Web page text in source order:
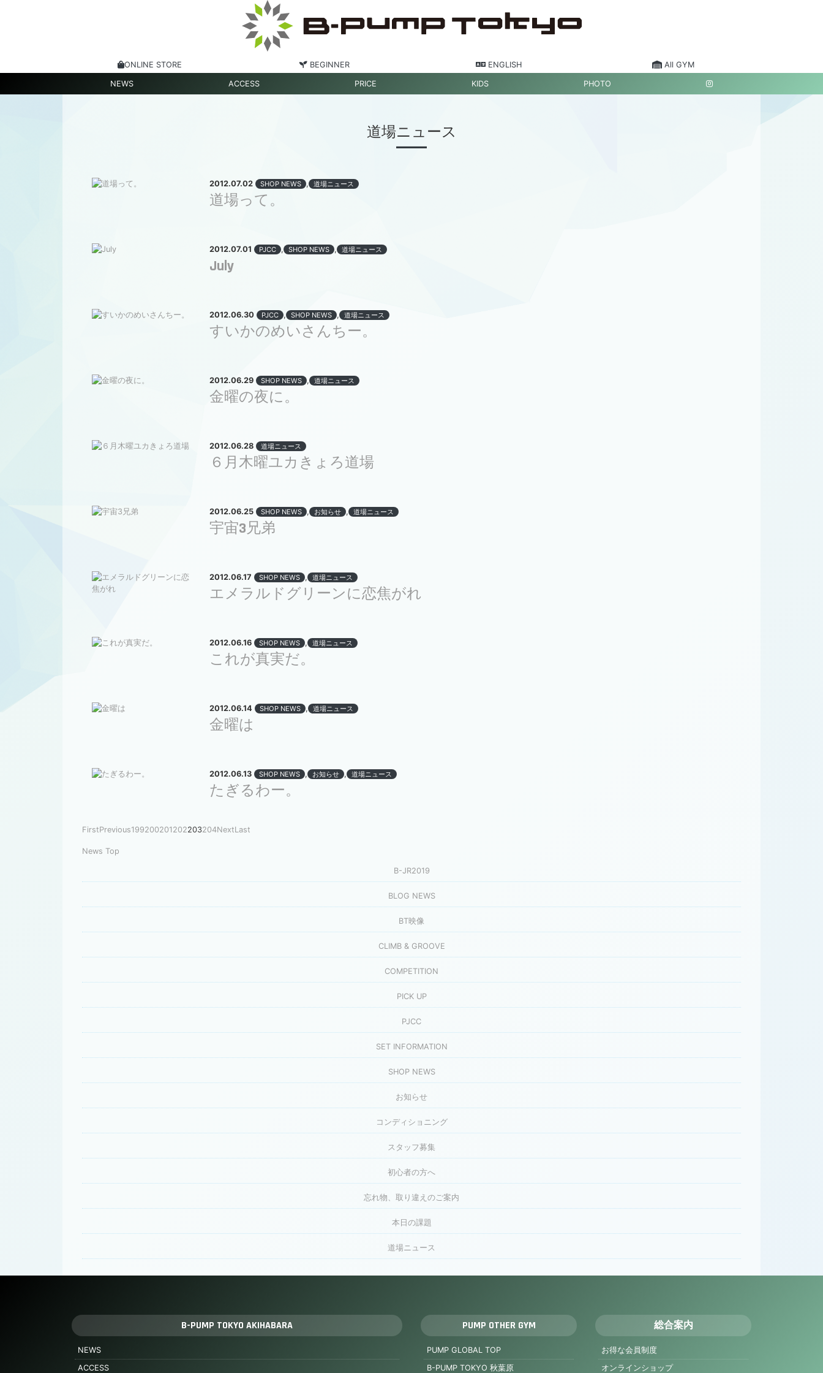
ONLINE STORE BEGINNER ENGLISH All GYM
NEWS ACCESS PRICE KIDS PHOTO
道場ニュース
2012.07.02 SHOP NEWS , 道場ニュース
道場って。
2012.07.01 PJCC , SHOP NEWS , 道場ニュース
July
2012.06.30 PJCC , SHOP NEWS , 道場ニュース
すいかのめいさんちー。
2012.06.29 SHOP NEWS , 道場ニュース
金曜の夜に。
2012.06.28 道場ニュース
６月木曜ユカきょろ道場
2012.06.25 SHOP NEWS , お知らせ , 道場ニュース
宇宙3兄弟
2012.06.17 SHOP NEWS , 道場ニュース
エメラルドグリーンに恋焦がれ
2012.06.16 SHOP NEWS , 道場ニュース
これが真実だ。
2012.06.14 SHOP NEWS , 道場ニュース
金曜は
2012.06.13 SHOP NEWS , お知らせ , 道場ニュース
たぎるわー。
FirstPrevious199200201 202203204NextLast
News Top
B-JR2019
BLOG NEWS
BT映像
CLIMB & GROOVE
COMPETITION
PICK UP
PJCC
SET INFORMATION
SHOP NEWS
お知らせ
コンディショニング
スタッフ募集
初心者の方へ
忘れ物、取り違えのご案内
本日の課題
道場ニュース
B-PUMP TOKYO AKIHABARA
NEWS
ACCESS
PUMP OTHER GYM
PUMP GLOBAL TOP
B-PUMP TOKYO 秋葉原
総合案内
お得な会員制度
オンラインショップ